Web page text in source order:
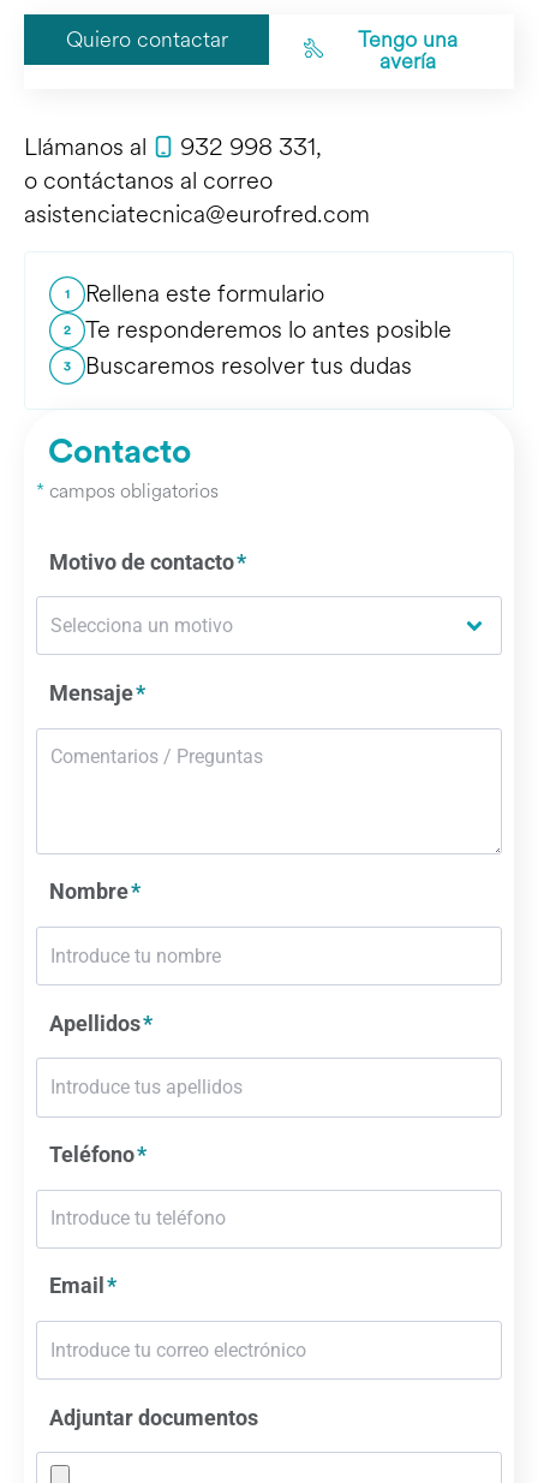
Quiero contactar Tengo una
avería
Llámanos al 932 998 331,
o contáctanos al correo
asistenciatecnica@eurofred.com
Rellena este formulario
Te responderemos lo antes posible
Buscaremos resolver tus dudas
Contacto
* campos obligatorios
Motivo de contacto
Mensaje
Nombre
Apellidos
Teléfono
Email
Adjuntar documentos